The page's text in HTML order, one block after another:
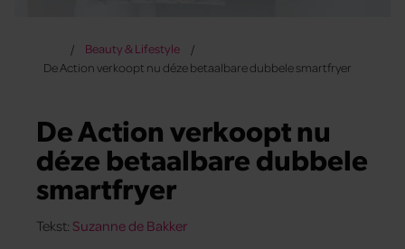
Beauty & Lifestyle
De Action verkoopt nu déze betaalbare dubbele smartfryer
De Action verkoopt nu
déze betaalbare dubbele
smartfryer
Tekst: Suzanne de Bakker